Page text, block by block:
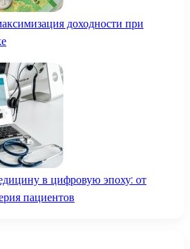
доходности при
в цифровую эпоху: от
пациентов